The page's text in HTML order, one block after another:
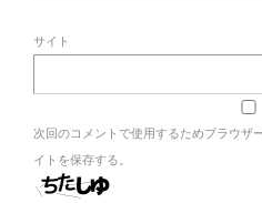
サイト
次回のコメントで使用するためブラウザ
イトを保存する。